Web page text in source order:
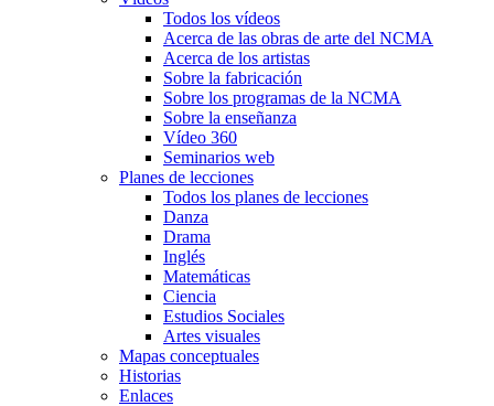
Todos los vídeos
Acerca de las obras de arte del NCMA
Acerca de los artistas
Sobre la fabricación
Sobre los programas de la NCMA
Sobre la enseñanza
Vídeo 360
Seminarios web
Planes de lecciones
Todos los planes de lecciones
Danza
Drama
Inglés
Matemáticas
Ciencia
Estudios Sociales
Artes visuales
Mapas conceptuales
Historias
Enlaces